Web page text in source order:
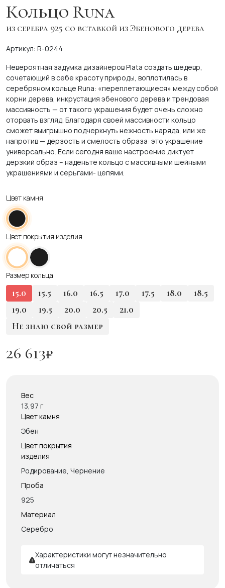
Кольцо Runa
из серебра 925 со вставкой из Эбенового дерева
Артикул: R-0244
Невероятная задумка дизайнеров Plata создать шедевр,
сочетающий в себе красоту природы, воплотилась в
серебряном кольце Runa: «переплетающиеся» между собой
корни дерева, инкрустация эбенового дерева и трендовая
массивность — от такого украшения будет очень сложно
оторвать взгляд. Благодаря своей массивности кольцо
сможет выигрышно подчеркнуть нежность наряда, или же
напротив — дерзость и смелость образа: это украшение
универсально. Если сегодня ваше настроение диктует
дерзкий образ – наденьте кольцо с массивными шейными
украшениями и серьгами- цепями.
Цвет камня
Цвет покрытия изделия
Размер кольца
15.0 15.5 16.0 16.5 17.0 17.5 18.0
18.5
19.0
19.5 20.0 20.5
21.0
Не знаю свой размер
26 613₽
Вес
13,97 г
Цвет камня
Эбен
Цвет покрытия
изделия
Родирование, Чернение
Проба
925
Материал
Серебро
Характеристики могут незначительно
отличаться